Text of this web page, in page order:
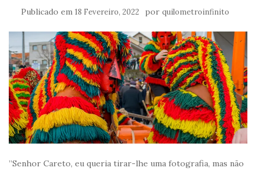
Publicado em 18 Fevereiro, 2022 por quilometroinfinito
”Senhor Careto, eu queria tirar-lhe uma fotografia, mas não